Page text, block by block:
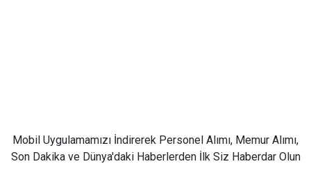
Mobil Uygulamamızı İndirerek Personel Alımı, Memur Alımı,
Son Dakika ve Dünya'daki Haberlerden İlk Siz Haberdar Olun